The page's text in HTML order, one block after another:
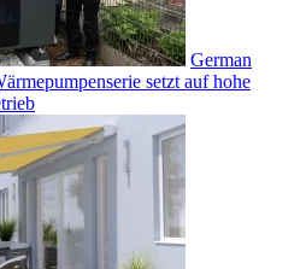
German
setzt auf hohe